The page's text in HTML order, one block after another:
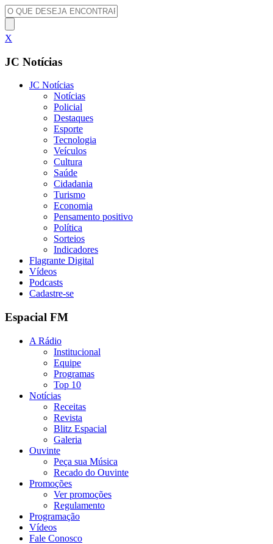
X
JC Notícias
JC Notícias
Notícias
Policial
Destaques
Esporte
Tecnologia
Veículos
Cultura
Saúde
Cidadania
Turismo
Economia
Pensamento positivo
Política
Sorteios
Indicadores
Flagrante Digital
Vídeos
Podcasts
Cadastre-se
Espacial FM
A Rádio
Institucional
Equipe
Programas
Top 10
Notícias
Receitas
Revista
Blitz Espacial
Galeria
Ouvinte
Peça sua Música
Recado do Ouvinte
Promoções
Ver promoções
Regulamento
Programação
Vídeos
Fale Conosco